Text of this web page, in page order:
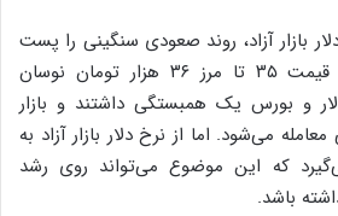
بازار آزاد، روند صعودی سنگینی را پست
سر گذاشت و اکنون در قیمت ۳۵ تا مرز ۳۶ هزار تومان نوسان
و بورس یک همبستگی داشتند و بازار
می‌شود. اما از نرخ دلار بازار آزاد به
که این موضوع می‌تواند روی رشد
باشد.